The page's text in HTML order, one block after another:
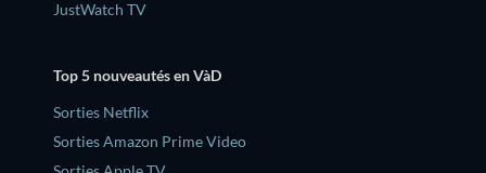
JustWatch TV
Top 5 nouveautés en VàD
Sorties Netflix
Sorties Amazon Prime Video